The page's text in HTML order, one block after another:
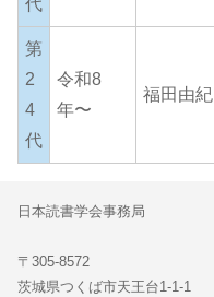
第
2
4
代
令和8
年〜
福田由紀
日本読書学会事務局
〒305-8572
茨城県つくば市天王台1-1-1